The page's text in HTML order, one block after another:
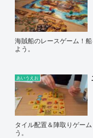
海賊船のレースゲーム！
よう。
あいうえお
タイル配置＆陣取りゲー
う。